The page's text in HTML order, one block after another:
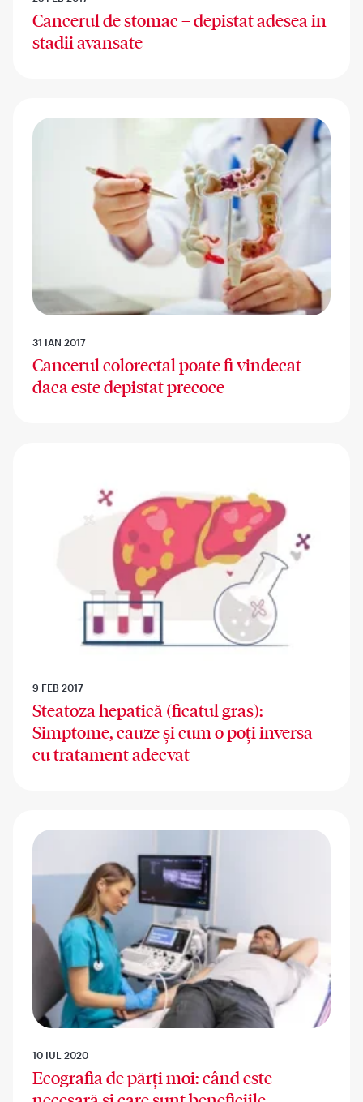
Cancerul de stomac – depistat adesea in
stadii avansate
31 IAN 2017
Cancerul colorectal poate fi vindecat
daca este depistat precoce
9 FEB 2017
Steatoza hepatică (ficatul gras):
Simptome, cauze și cum o poți inversa
cu tratament adecvat
10 IUL 2020
Ecografia de părți moi: când este